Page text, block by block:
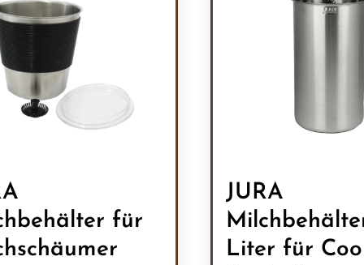
für
JURA
Liter für